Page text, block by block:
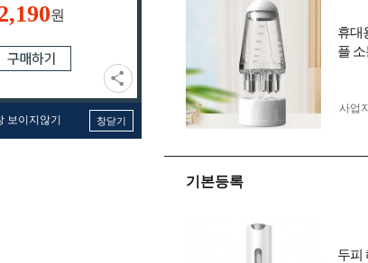
원
보이지않기 창닫기
휴대
플 소
사업
기본등록
두피